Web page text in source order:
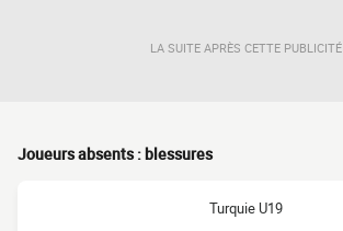
LA SUITE APRÈS CETTE PUBLICITÉ
Joueurs absents : blessures
Turquie U19